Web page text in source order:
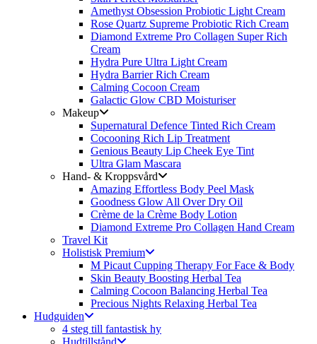
Amethyst Obsession Probiotic Light Cream
Rose Quartz Supreme Probiotic Rich Cream
Diamond Extreme Pro Collagen Super Rich
Cream
Hydra Pure Ultra Light Cream
Hydra Barrier Rich Cream
Calming Cocoon Cream
Galactic Glow CBD Moisturiser
Makeup
Supernatural Defence Tinted Rich Cream
Cocooning Rich Lip Treatment
Genious Beauty Lip Cheek Eye Tint
Ultra Glam Mascara
Hand- & Kroppsvård
Amazing Effortless Body Peel Mask
Goodness Glow All Over Dry Oil
Crème de la Crème Body Lotion
Diamond Extreme Pro Collagen Hand Cream
Travel Kit
Holistisk Premium
M Picaut Cupping Therapy For Face & Body
Skin Beauty Boosting Herbal Tea
Calming Cocoon Balancing Herbal Tea
Precious Nights Relaxing Herbal Tea
Hudguiden
4 steg till fantastisk hy
Hudtillstånd